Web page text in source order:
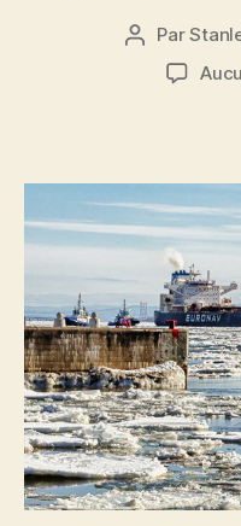
Auteur
l'article
Par